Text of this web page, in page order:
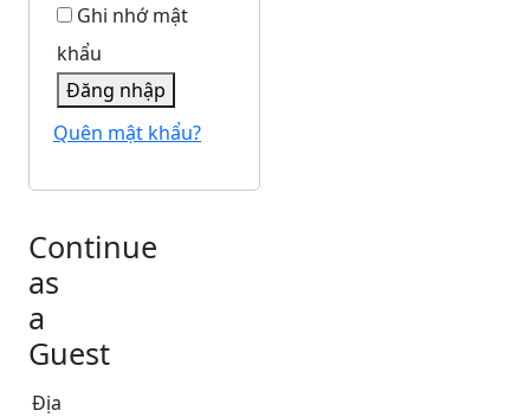
Ghi nhớ mật
khẩu
Đăng nhập
Quên mật khẩu?
Continue
as
a
Guest
Địa